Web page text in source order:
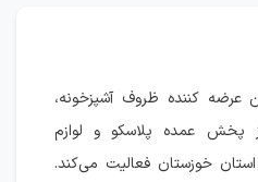
کننده ظروف آشپزخونه،
پخش عمده پلاسکو و لوازم
خوزستان فعالیت می‌کند.